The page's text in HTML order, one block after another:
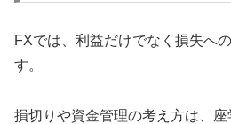
FXでは、利益だけでなく損失へ
す。
損切りや資金管理の考え方は、